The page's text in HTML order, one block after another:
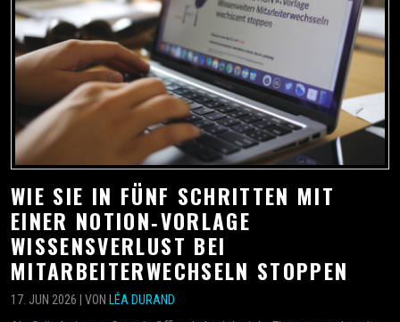
WIE SIE IN FÜNF SCHRITTEN MIT
EINER NOTION‑VORLAGE
WISSENSVERLUST BEI
MITARBEITERWECHSELN STOPPEN
17. JUN 2026 | VON LÉA DURAND